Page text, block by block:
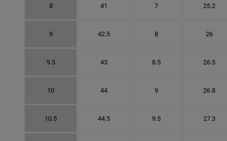
8 41 7 25.2
9 42.5 8 26
9.5 43 8.5 26.5
10 44 9 26.8
10.5 44.5 9.5 27.3